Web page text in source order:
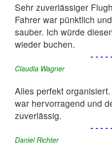
Sehr zuverlässiger
Fahrer war pünktlich
sauber. Ich würde
wieder buchen.
Claudia Wagner
Alles perfekt
war hervorragend und
zuverlässig.
Daniel Richter